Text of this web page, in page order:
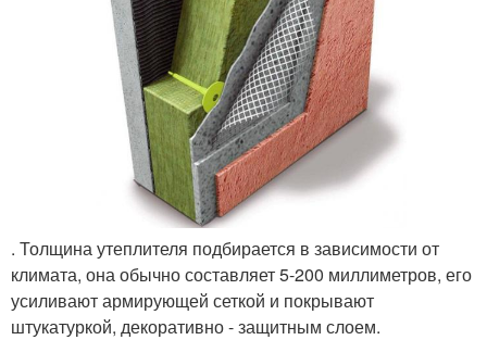
. Толщина утеплителя подбирается в зависимости от
климата, она обычно составляет 5-200 миллиметров, его
усиливают армирующей сеткой и покрывают
штукатуркой, декоративно - защитным слоем.